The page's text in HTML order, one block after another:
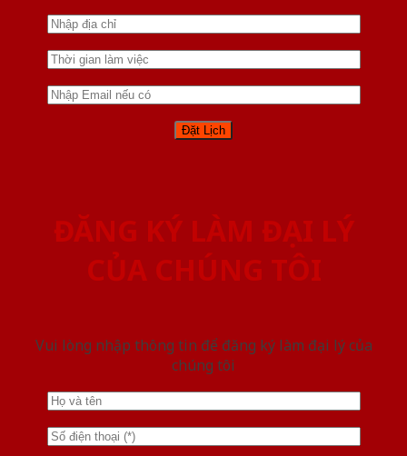
ĐĂNG KÝ LÀM ĐẠI LÝ
CỦA CHÚNG TÔI
Vui lòng nhập thông tin để đăng ký làm đại lý của
chúng tôi